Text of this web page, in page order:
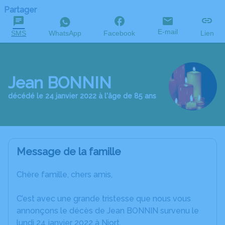
Partager
SMS WhatsApp Facebook E-mail Lien
Jean BONNIN
décédé le 24 janvier 2022 à l'âge de 85 ans
Message de la famille
Chère famille, chers amis,
C’est avec une grande tristesse que nous vous
annonçons le décès de Jean BONNIN survenu le
lundi 24 janvier 2022 à Niort.